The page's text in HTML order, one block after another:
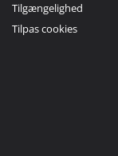
Tilgængelighed
Tilpas cookies